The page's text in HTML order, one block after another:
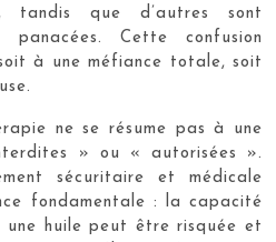
tandis que d’autres sont
panacées. Cette confusion
à une méfiance totale, soit
ne se résume pas à une
» ou « autorisées ».
sécuritaire et médicale
fondamentale : la capacité
une huile peut être risquée et